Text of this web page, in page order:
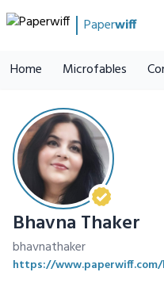
Paperwiff
Home Microfables
Bhavna Thaker
bhavnathaker
https://